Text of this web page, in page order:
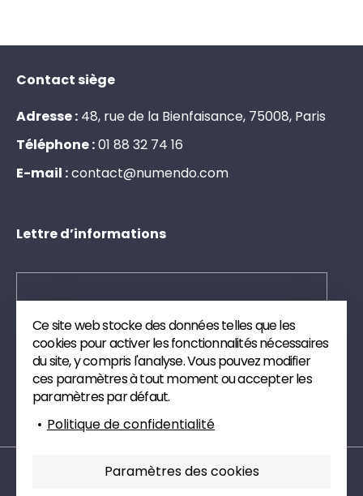
Ce site web stocke des données telles que les
cookies pour activer les fonctionnalités nécessaires
du site, y compris l'analyse. Vous pouvez modifier
ces paramètres à tout moment ou accepter les
paramètres par défaut.
Politique de confidentialité
Paramètres des cookies
Contact siège
Adresse : 48, rue de la Bienfaisance, 75008, Paris
Téléphone :01 88 32 74 16
E-mail :contact@numendo.com
Lettre d’informations
Envoyer
Inscrivez-vous à notre newsletter. Nous vous
enverrons des publications et des articles de veille
Mentions légales
Politique de confidentialité